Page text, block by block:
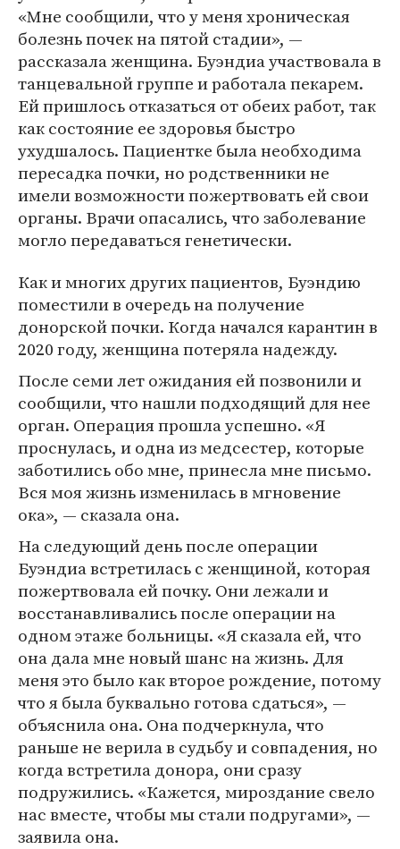
«Мне сообщили, что у меня хроническая
болезнь почек на пятой стадии», —
рассказала женщина. Буэндиа участвовала в
танцевальной группе и работала пекарем.
Ей пришлось отказаться от обеих работ, так
как состояние ее здоровья быстро
ухудшалось. Пациентке была необходима
пересадка почки, но родственники не
имели возможности пожертвовать ей свои
органы. Врачи опасались, что заболевание
могло передаваться генетически.
Как и многих других пациентов, Буэндию
поместили в очередь на получение
донорской почки. Когда начался карантин в
2020 году, женщина потеряла надежду.
После семи лет ожидания ей позвонили и
сообщили, что нашли подходящий для нее
орган. Операция прошла успешно. «Я
проснулась, и одна из медсестер, которые
заботились обо мне, принесла мне письмо.
Вся моя жизнь изменилась в мгновение
ока», — сказала она.
На следующий день после операции
Буэндиа встретилась с женщиной, которая
пожертвовала ей почку. Они лежали и
восстанавливались после операции на
одном этаже больницы. «Я сказала ей, что
она дала мне новый шанс на жизнь. Для
меня это было как второе рождение, потому
что я была буквально готова сдаться», —
объяснила она. Она подчеркнула, что
раньше не верила в судьбу и совпадения, но
когда встретила донора, они сразу
подружились. «Кажется, мироздание свело
нас вместе, чтобы мы стали подругами», —
заявила она.